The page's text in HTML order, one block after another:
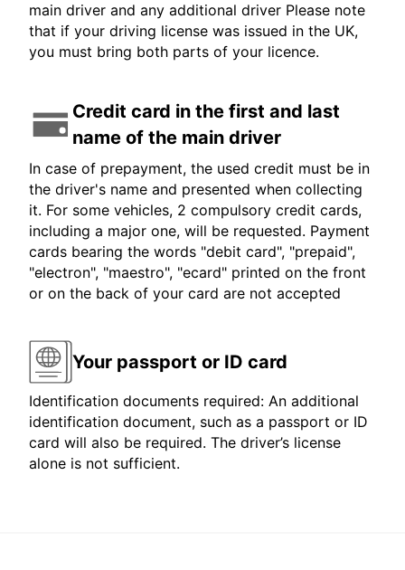
main driver and any additional driver Please note
that if your driving license was issued in the UK,
you must bring both parts of your licence.
Credit card in the first and last
name of the main driver
In case of prepayment, the used credit must be in
the driver's name and presented when collecting
it. For some vehicles, 2 compulsory credit cards,
including a major one, will be requested. Payment
cards bearing the words "debit card", "prepaid",
"electron", "maestro", "ecard" printed on the front
or on the back of your card are not accepted
Your passport or ID card
Identification documents required: An additional
identification document, such as a passport or ID
card will also be required. The driver’s license
alone is not sufficient.